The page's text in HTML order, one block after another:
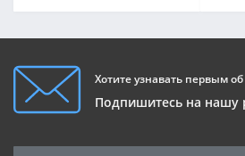
Хотите узнавать первым
Подпишитесь на нашу